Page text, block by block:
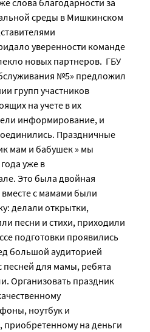
слова благодарности за
среды в Мишкинском
уверенности команде
новых партнеров. ГБУ
№5» предложил
групп участников
на учете в их
информирование, и
Праздничные
мам и бабушек » мы
уже в
Это была двойная
вместе с мамами были
делали открытки,
песни и стихи, приходили
подготовки проявились
большой аудиторией
для мамы, ребята
Организовать праздник
ноутбук и
приобретенному на деньги